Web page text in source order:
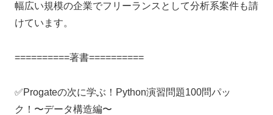
幅広い規模の企業でフリーランスとして分析系案件も請
けています。
==========著書==========
✅Progateの次に学ぶ！Python演習問題100問パッ
ク！〜データ構造編〜